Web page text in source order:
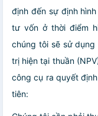
định đến sự định
tư vốn ở thời điểm
chúng tôi sẽ sử
trị hiện tại thuần
công cụ ra quyết
tiên: